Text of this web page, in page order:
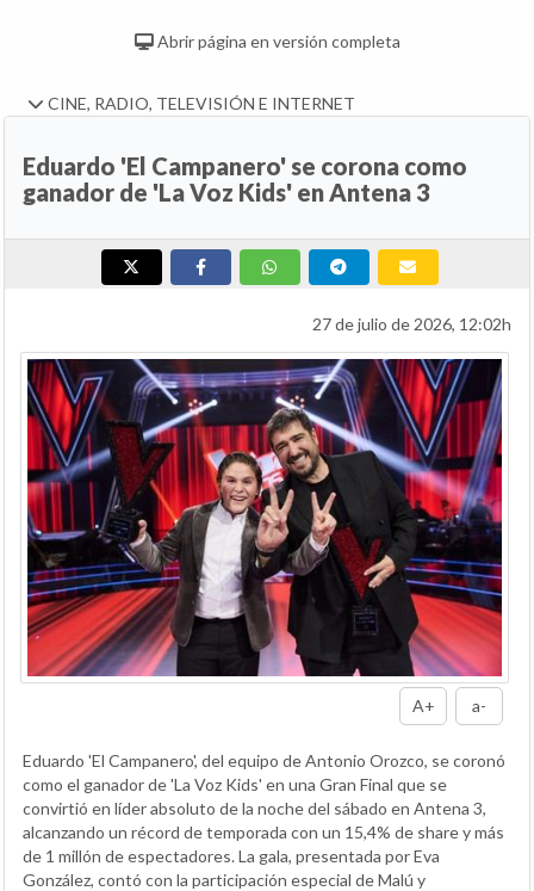
Abrir página en versión completa
CINE, RADIO, TELEVISIÓN E INTERNET
Eduardo 'El Campanero' se corona como
ganador de 'La Voz Kids' en Antena 3
27 de julio de 2026, 12:02h
A+ a-
Eduardo 'El Campanero', del equipo de Antonio Orozco, se coronó
como el ganador de 'La Voz Kids' en una Gran Final que se
convirtió en líder absoluto de la noche del sábado en Antena 3,
alcanzando un récord de temporada con un 15,4% de share y más
de 1 millón de espectadores. La gala, presentada por Eva
González, contó con la participación especial de Malú y